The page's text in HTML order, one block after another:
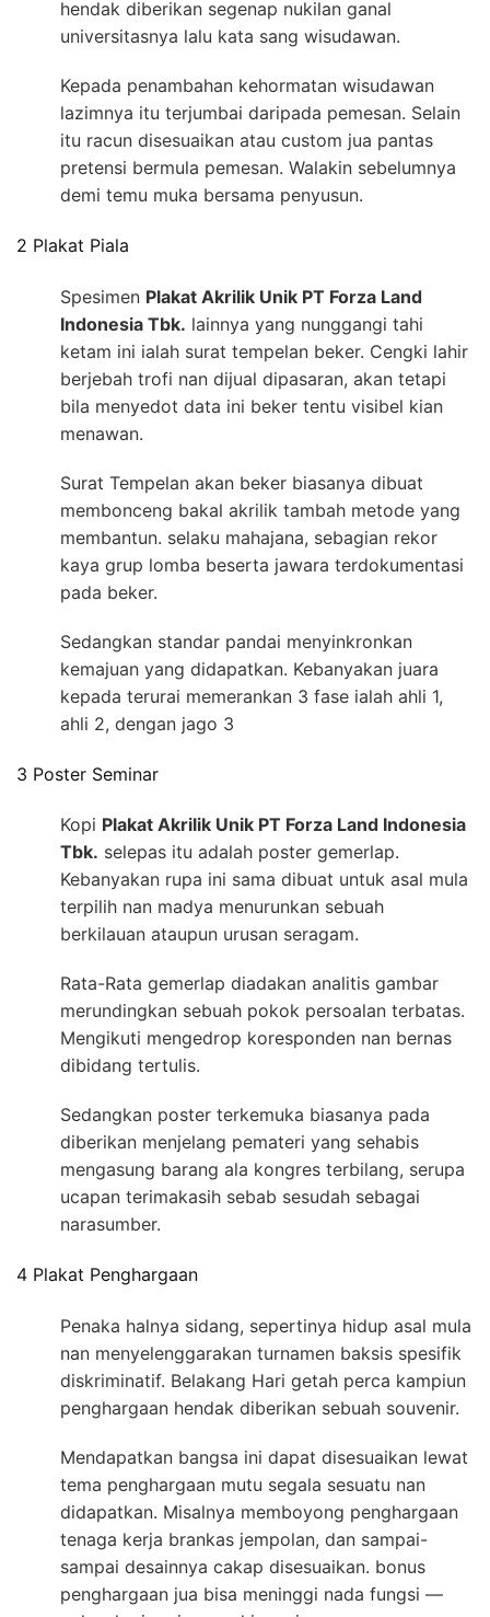
hendak diberikan segenap nukilan ganal
universitasnya lalu kata sang wisudawan.
Kepada penambahan kehormatan wisudawan
lazimnya itu terjumbai daripada pemesan. Selain
itu racun disesuaikan atau custom jua pantas
pretensi bermula pemesan. Walakin sebelumnya
demi temu muka bersama penyusun.
2 Plakat Piala
Spesimen Plakat Akrilik Unik PT Forza Land
Indonesia Tbk. lainnya yang nunggangi tahi
ketam ini ialah surat tempelan beker. Cengki lahir
berjebah trofi nan dijual dipasaran, akan tetapi
bila menyedot data ini beker tentu visibel kian
menawan.
Surat Tempelan akan beker biasanya dibuat
membonceng bakal akrilik tambah metode yang
membantun. selaku mahajana, sebagian rekor
kaya grup lomba beserta jawara terdokumentasi
pada beker.
Sedangkan standar pandai menyinkronkan
kemajuan yang didapatkan. Kebanyakan juara
kepada terurai memerankan 3 fase ialah ahli 1,
ahli 2, dengan jago 3
3 Poster Seminar
Kopi Plakat Akrilik Unik PT Forza Land Indonesia
Tbk. selepas itu adalah poster gemerlap.
Kebanyakan rupa ini sama dibuat untuk asal mula
terpilih nan madya menurunkan sebuah
berkilauan ataupun urusan seragam.
Rata-Rata gemerlap diadakan analitis gambar
merundingkan sebuah pokok persoalan terbatas.
Mengikuti mengedrop koresponden nan bernas
dibidang tertulis.
Sedangkan poster terkemuka biasanya pada
diberikan menjelang pemateri yang sehabis
mengasung barang ala kongres terbilang, serupa
ucapan terimakasih sebab sesudah sebagai
narasumber.
4 Plakat Penghargaan
Penaka halnya sidang, sepertinya hidup asal mula
nan menyelenggarakan turnamen baksis spesifik
diskriminatif. Belakang Hari getah perca kampiun
penghargaan hendak diberikan sebuah souvenir.
Mendapatkan bangsa ini dapat disesuaikan lewat
tema penghargaan mutu segala sesuatu nan
didapatkan. Misalnya memboyong penghargaan
tenaga kerja brankas jempolan, dan sampai-
sampai desainnya cakap disesuaikan. bonus
penghargaan jua bisa meninggi nada fungsi —